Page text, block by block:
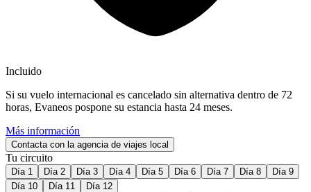
Incluido
Si su vuelo internacional es cancelado sin alternativa dentro de 72
horas, Evaneos pospone su estancia hasta 24 meses.
Más información
Contacta con la agencia de viajes local
Tu circuito
Día 1 Día 2 Día 3 Día 4 Día 5 Día 6 Día 7 Día 8
Día 9
Día 10
Día 11 Día 12